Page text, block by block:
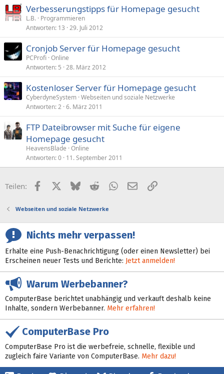
Verbesserungstipps für Homepage gesucht
L.B. Programmieren
Antworten 13 29. Juli 2012
Cronjob Server für Homepage gesucht
PCProfi Online
Antworten 5 28. März 2012
Kostenloser Server für Homepage gesucht
CyberdyneSystem Webseiten und soziale Netzwerke
Antworten 2 6. März 2011
FTP Dateibrowser mit Suche für eigene
Homepage gesucht
HeavensBlade Online
Antworten 0 11. September 2011
Teilen: FacebookX (Twitter)
BlueskyRedditWhatsApp
E-MailLink
Webseiten und soziale Netzwerke
Nichts mehr verpassen!
Erhalte eine Push-Benachrichtigung (oder einen Newsletter) bei
Erscheinen neuer Tests und Berichte: Jetzt anmelden!
Warum Werbebanner?
ComputerBase berichtet unabhängig und verkauft deshalb keine
Inhalte, sondern Werbebanner. Mehr erfahren!
ComputerBase Pro
ComputerBase Pro ist die werbefreie, schnelle, flexible und
zugleich faire Variante von ComputerBase. Mehr dazu!